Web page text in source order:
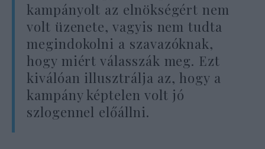
kampányolt az elnökségért nem
volt üzenete, vagyis nem tudta
megindokolni a szavazóknak,
hogy miért válasszák meg. Ezt
kiválóan illusztrálja az, hogy a
kampány képtelen volt jó
szlogennel előállni.